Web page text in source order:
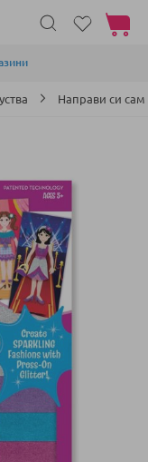
Моята
Направи си